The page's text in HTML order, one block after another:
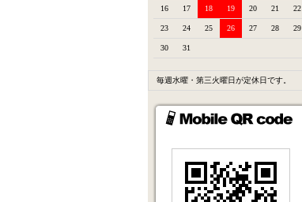
16 17 18 19 20 21 22
23 24 25 26 27 28 29
30 31
毎週水曜・第三火曜日が定休日です。